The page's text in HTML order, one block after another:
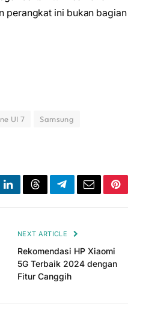
perangkat ini bukan bagian
UI 7
Samsung
LinkedInThreadsTelegramEmail
NEXT ARTICLE
Rekomendasi HP Xiaomi
5G Terbaik 2024 dengan
Fitur Canggih